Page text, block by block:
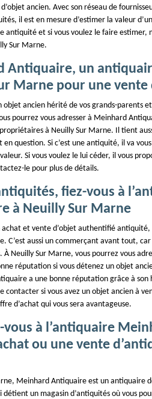
ancien. Avec son réseau de
il est en mesure d’estimer la valeur
antiquité et si vous voulez le faire estimer,
Sur Marne.
Antiquaire, un
Marne pour une vente
objet ancien hérité de vos grands-parents
pourrez vous adresser à Meinhard
à Neuilly Sur Marne. Il tient
en question. Si c’est une antiquité, il va
Si vous voulez le lui céder, il vous
le pour plus de détails.
fiez-vous à
à Neuilly Sur Marne
achat et vente d’objet authentifié
C’est aussi un commerçant avant tout,
À Neuilly Sur Marne, vous pourrez vous
réputation si vous détenez un objet
a une bonne réputation grâce à
contacter si vous avez un objet ancien à
d’achat qui vous sera avantageuse.
vous à l’antiquaire
ou une vente
Meinhard Antiquaire est un antiquaire
détient un magasin d’antiquités où vous